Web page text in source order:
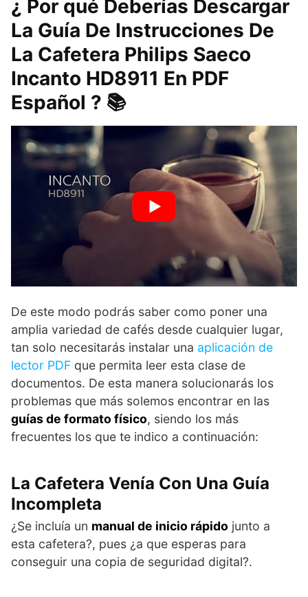
¿ Por qué Deberías Descargar
La Guía De Instrucciones De
La Cafetera Philips Saeco
Incanto HD8911 En PDF
Español ? 📚
De este modo podrás saber como poner una
amplia variedad de cafés desde cualquier lugar,
tan solo necesitarás instalar una aplicación de
lector PDF que permita leer esta clase de
documentos. De esta manera solucionarás los
problemas que más solemos encontrar en las
guías de formato físico, siendo los más
frecuentes los que te indico a continuación:
La Cafetera Venía Con Una Guía
Incompleta
¿Se incluía un manual de inicio rápido junto a
esta cafetera?, pues ¿a que esperas para
conseguir una copia de seguridad digital?.